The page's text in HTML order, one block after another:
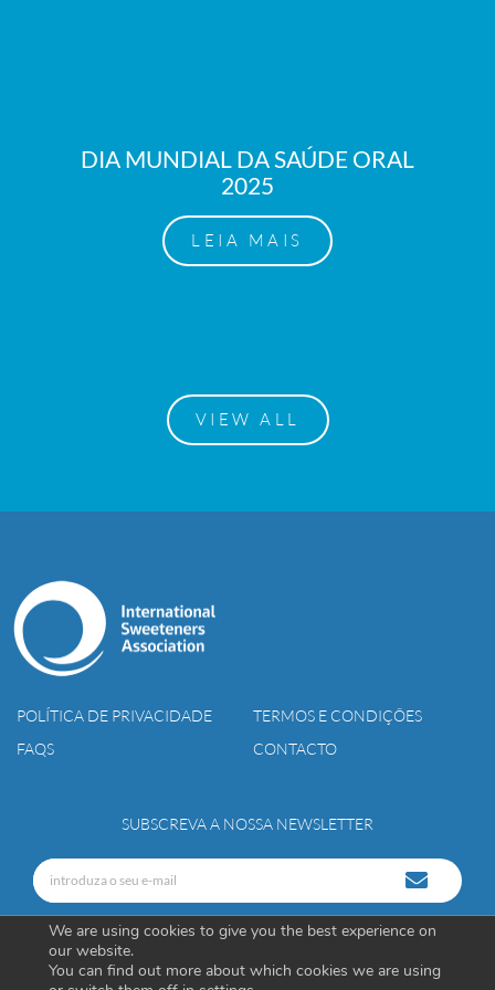
DIA MUNDIAL DA SAÚDE ORAL
2025
LEIA MAIS
VIEW ALL
POLÍTICA DE PRIVACIDADE
TERMOS E CONDIÇÕES
FAQS
CONTACTO
SUBSCREVA A NOSSA NEWSLETTER
We are using cookies to give you the best experience on
our website.
You can find out more about which cookies we are using